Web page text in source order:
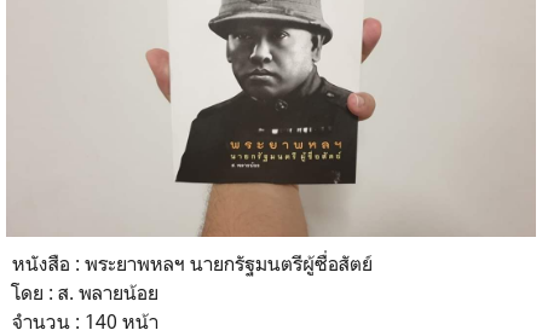
หนังสือ : พระยาพหลฯ นายกรัฐมนตรีผู้ซื่อสัตย์
โดย : ส. พลายน้อย
จำนวน : 140 หน้า